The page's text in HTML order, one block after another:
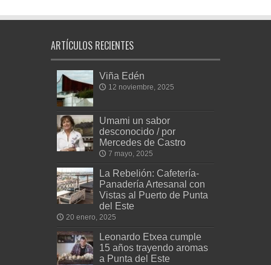
ARTÍCULOS RECIENTES
Viña Edén
12 noviembre, 2025
Umami un sabor
desconocido / por
Mercedes de Castro
7 mayo, 2025
La Rebelión: Cafetería-
Panadería Artesanal con
Vistas al Puerto de Punta
del Este
20 enero, 2025
Leonardo Etxea cumple
15 años trayendo aromas
a Punta del Este